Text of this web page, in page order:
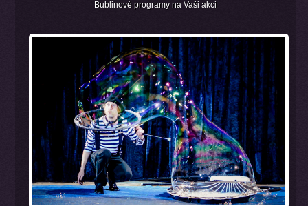
Bublinové programy na Vaši akci